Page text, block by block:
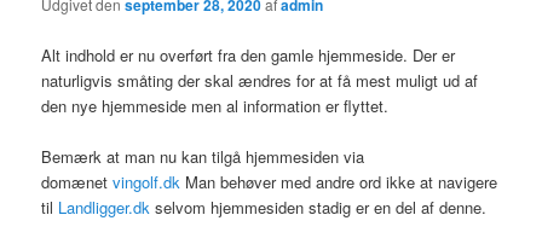
Udgivet denseptember 28, 2020afadmin
Alt indhold er nu overført fra den gamle hjemmeside. Der er
naturligvis småting der skal ændres for at få mest muligt ud af
den nye hjemmeside men al information er flyttet.
Bemærk at man nu kan tilgå hjemmesiden via
domænetvingolf.dk Man behøver med andre ord ikke at navigere
til Landligger.dk selvom hjemmesiden stadig er en del af denne.